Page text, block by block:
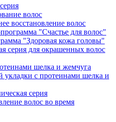
волос
восстановление волос
"Счастье для волос"
"Здоровая кожа головы"
серия для окрашенных волос
шелка и жемчуга
укладки с протеинами шелка и
серия
волос во время